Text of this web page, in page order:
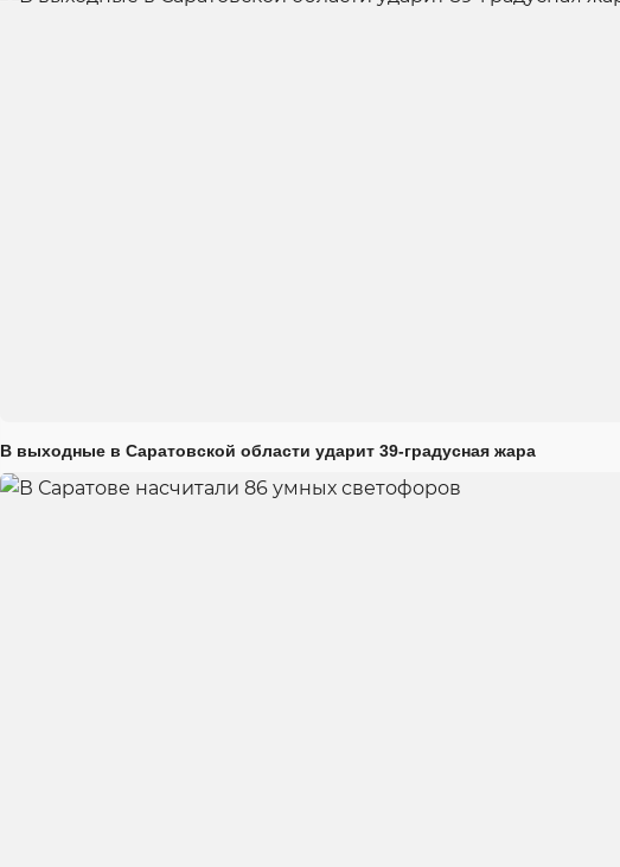
В выходные в Саратовской области ударит 39-градусная жара